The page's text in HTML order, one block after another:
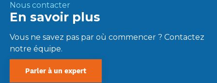
Nous contacter
En savoir plus
Vous ne savez pas par où commencer ? Contactez
notre équipe.
Parler à un expert